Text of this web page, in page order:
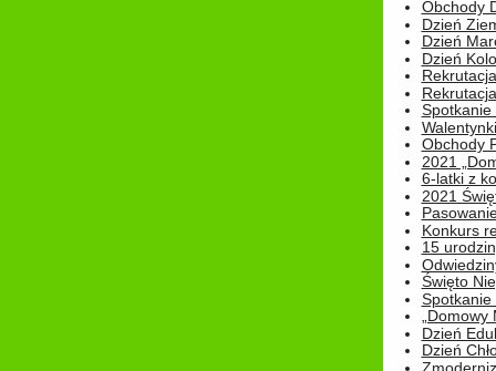
Obchody
Dzień
Dzień
Dzień
Rekrutacja
Spotkanie
Obchody
2021
6-latki z
2021
Konkurs
15
Święto
Spotkanie
Dzień
Dzień